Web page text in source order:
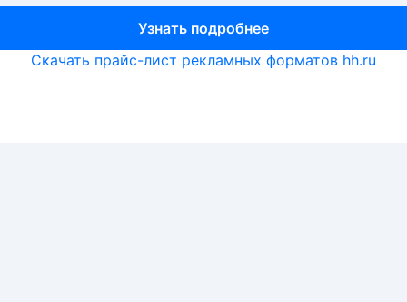
Узнать подробнее
Узнать подробнее
Скачать прайс-лист рекламных форматов hh.ru